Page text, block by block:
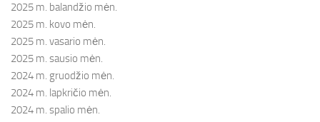
2025 m. balandžio mėn.
2025 m. kovo mėn.
2025 m. vasario mėn.
2025 m. sausio mėn.
2024 m. gruodžio mėn.
2024 m. lapkričio mėn.
2024 m. spalio mėn.